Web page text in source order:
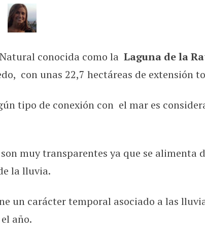
de la ratosa
conocida como la Laguna de la
con unas 22,7 hectáreas de extensión
tipo de conexión con el mar es
son muy transparentes ya que se alimenta
la lluvia.
un carácter temporal asociado a las
año.